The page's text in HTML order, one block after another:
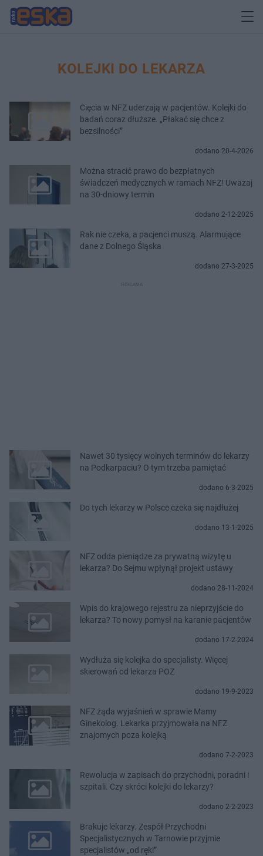
KOLEJKI DO LEKARZA
Cięcia w NFZ uderzają w pacjentów. Kolejki do
badań coraz dłuższe. „Płakać się chce z
bezsilności”
dodano 20-4-2026
Można stracić prawo do bezpłatnych
świadczeń medycznych w ramach NFZ! Uważaj
na 30-dniowy termin
dodano 2-12-2025
Rak nie czeka, a pacjenci muszą. Alarmujące
dane z Dolnego Śląska
dodano 27-3-2025
Nawet 30 tysięcy wolnych terminów do lekarzy
na Podkarpaciu? O tym trzeba pamiętać
dodano 6-3-2025
Do tych lekarzy w Polsce czeka się najdłużej
dodano 13-1-2025
NFZ odda pieniądze za prywatną wizytę u
lekarza? Do Sejmu wpłynął projekt ustawy
dodano 28-11-2024
Wpis do krajowego rejestru za nieprzyjście do
lekarza? To nowy pomysł na karanie pacjentów
dodano 17-2-2024
Wydłuża się kolejka do specjalisty. Więcej
skierowań od lekarza POZ
dodano 19-9-2023
NFZ żąda wyjaśnień w sprawie Mamy
Ginekolog. Lekarka przyjmowała na NFZ
znajomych poza kolejką
dodano 7-2-2023
Rewolucja w zapisach do przychodni, poradni i
szpitali. Czy skróci kolejki do lekarzy?
dodano 2-2-2023
Brakuje lekarzy. Zespół Przychodni
Specjalistycznych w Tarnowie przyjmie
specjalistów „od ręki”